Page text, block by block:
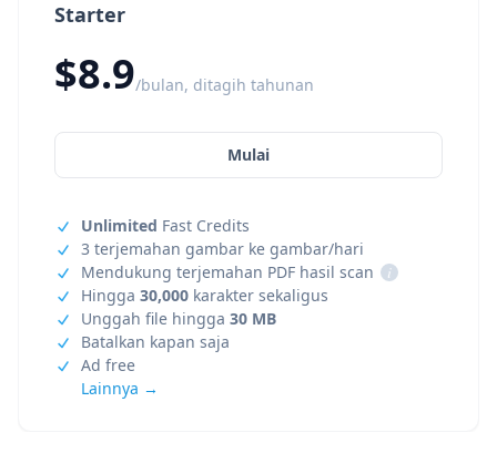
Starter
$8.9/bulan, ditagih tahunan
Mulai
Unlimited Fast Credits
3 terjemahan gambar ke gambar/hari
Mendukung terjemahan PDF hasil scan
i
Hingga 30,000 karakter sekaligus
Unggah file hingga 30 MB
Batalkan kapan saja
Ad free
Lainnya →